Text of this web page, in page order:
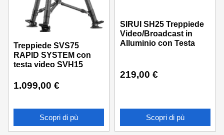
Treppiede SVS75
RAPID SYSTEM con
testa video SVH15
1.099,00 €
Scopri di pù
SIRUI SH25 Treppiede
Video/Broadcast in
Alluminio con Testa
219,00 €
Scopri di pù